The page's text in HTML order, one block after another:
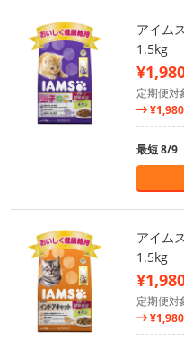
アイム
1.5kg
定期便対
¥1,980
最短 8/9
アイム
1.5kg
定期便対
¥1,980